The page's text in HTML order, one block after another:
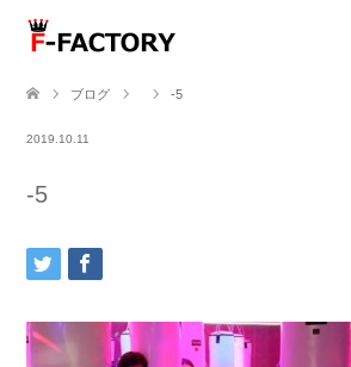
ブログ -5
2019.10.11
-5